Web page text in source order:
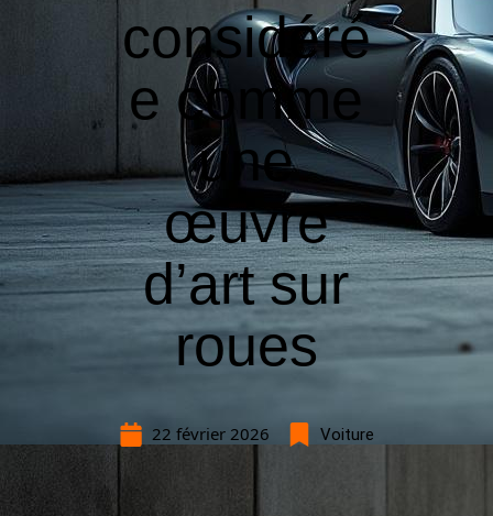
considéré
e comme
une
œuvre
d’art sur
roues
22 février 2026 Voiture